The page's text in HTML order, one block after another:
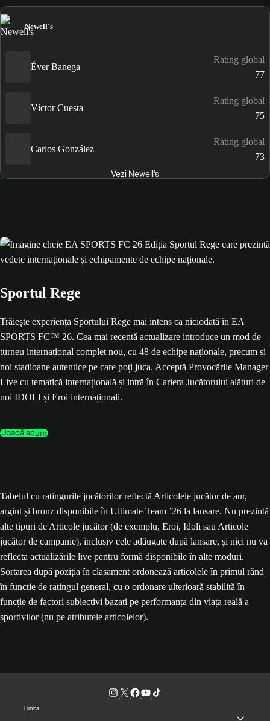
Newell's
Éver Banega
Rating global
77
Víctor Cuesta
Rating global
75
Carlos González
Rating global
73
Vezi Newell's
Sportul Rege
Trăiește experiența Sportului Rege mai intens ca niciodată în EA
SPORTS FC™ 26. Cea mai recentă actualizare introduce un mod de
turneu internațional complet nou, cu 48 de echipe naționale, precum și
noi stadioane autentice pe care poți juca. Acceptă Provocările Manager
Live cu tematică internațională și intră în Cariera Jucătorului alături de
noi IDOLI și Eroi internaționali.
Joacă acum
Tabelul cu ratingurile jucătorilor reflectă Articolele jucător de aur,
argint și bronz disponibile în Ultimate Team ’26 la lansare. Nu prezintă
alte tipuri de Articole jucător (de exemplu, Eroi, Idoli sau Articole
jucător de campanie), inclusiv cele adăugate după lansare, și nici nu va
reflecta actualizările live pentru formă disponibile în alte moduri.
Sortarea după poziția în clasament ordonează articolele în primul rând
în funcție de ratingul general, cu o ordonare ulterioară stabilită în
funcție de factori subiectivi bazați pe performanța din viața reală a
sportivilor (nu pe atributele articolelor).
Limba